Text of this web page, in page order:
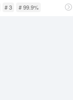
# 3 # 99.9%